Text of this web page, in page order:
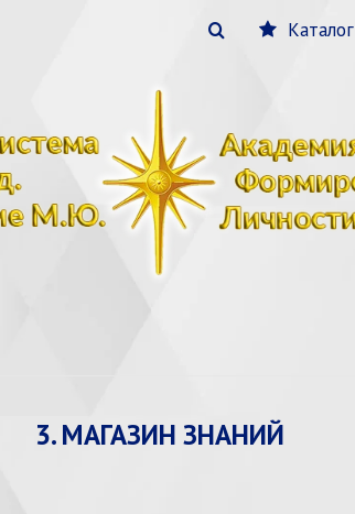
3. МАГАЗИН ЗНАНИЙ